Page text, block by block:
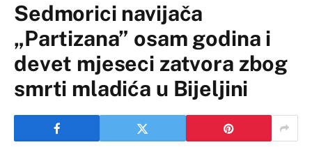
Sedmorici navijača
„Partizana” osam godina i
devet mjeseci zatvora zbog
smrti mladića u Bijeljini